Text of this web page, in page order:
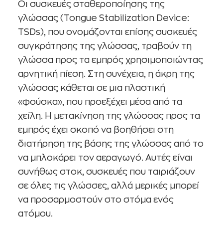
Οι συσκευές σταθεροποίησης της
γλώσσας (Tongue Stabilization Device:
TSDs), που ονομάζονται επίσης συσκευές
συγκράτησης της γλώσσας, τραβούν τη
γλώσσα προς τα εμπρός χρησιμοποιώντας
αρνητική πίεση. Στη συνέχεια, η άκρη της
γλώσσας κάθεται σε μια πλαστική
«φούσκα», που προεξέχει μέσα από τα
χείλη. Η μετακίνηση της γλώσσας προς τα
εμπρός έχει σκοπό να βοηθήσει στη
διατήρηση της βάσης της γλώσσας από το
να μπλοκάρει τον αεραγωγό. Αυτές είναι
συνήθως στοκ, συσκευές που ταιριάζουν
σε όλες τις γλώσσες, αλλά μερικές μπορεί
να προσαρμοστούν στο στόμα ενός
ατόμου.